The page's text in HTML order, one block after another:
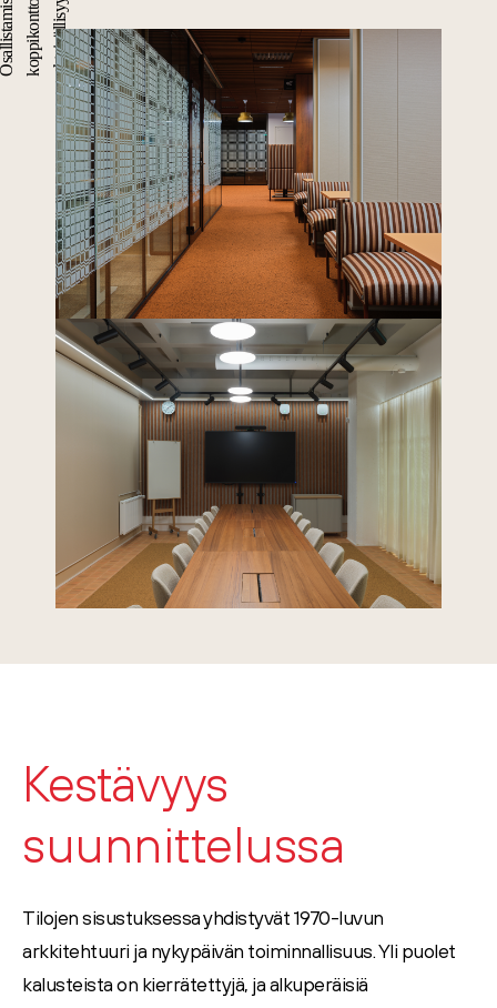
Kestävyys
suunnittelussa
Tilojen sisustuksessa yhdistyvät1970-luvun
arkkitehtuuri ja nykypäivän toiminnallisuus. Yli puolet
kalusteista on kierrätettyjä, ja alkuperäisiä